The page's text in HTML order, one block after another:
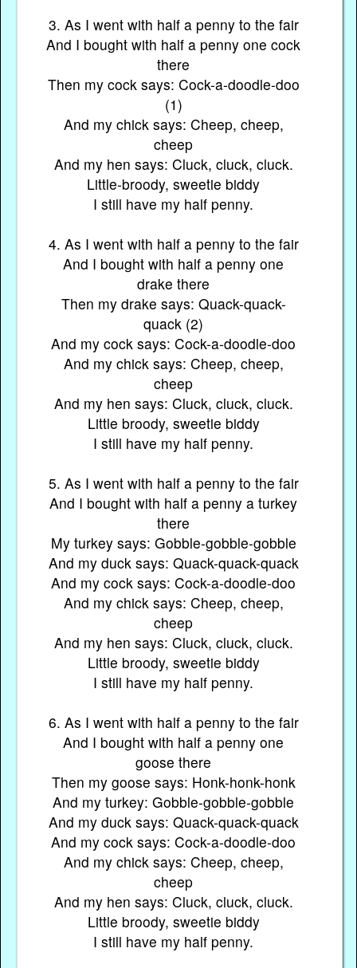
3. As I went with half a penny to the fair
And I bought with half a penny one cock
there
Then my cock says: Cock-a-doodle-doo
(1)
And my chick says: Cheep, cheep,
cheep
And my hen says: Cluck, cluck, cluck.
Little-broody, sweetie biddy
I still have my half penny.
4. As I went with half a penny to the fair
And I bought with half a penny one
drake there
Then my drake says: Quack-quack-
quack (2)
And my cock says: Cock-a-doodle-doo
And my chick says: Cheep, cheep,
cheep
And my hen says: Cluck, cluck, cluck.
Little broody, sweetie biddy
I still have my half penny.
5. As I went with half a penny to the fair
And I bought with half a penny a turkey
there
My turkey says: Gobble-gobble-gobble
And my duck says: Quack-quack-quack
And my cock says: Cock-a-doodle-doo
And my chick says: Cheep, cheep,
cheep
And my hen says: Cluck, cluck, cluck.
Little broody, sweetie biddy
I still have my half penny.
6. As I went with half a penny to the fair
And I bought with half a penny one
goose there
Then my goose says: Honk-honk-honk
And my turkey: Gobble-gobble-gobble
And my duck says: Quack-quack-quack
And my cock says: Cock-a-doodle-doo
And my chick says: Cheep, cheep,
cheep
And my hen says: Cluck, cluck, cluck.
Little broody, sweetie biddy
I still have my half penny.